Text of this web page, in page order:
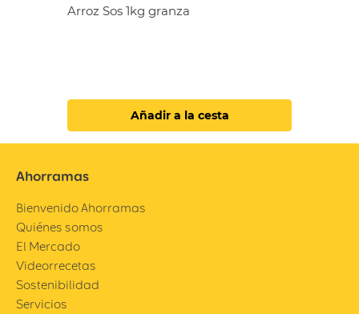
Arroz Sos 1kg granza
Añadir a la cesta
Ahorramas
Bienvenido Ahorramas
Quiénes somos
El Mercado
Videorrecetas
Sostenibilidad
Servicios